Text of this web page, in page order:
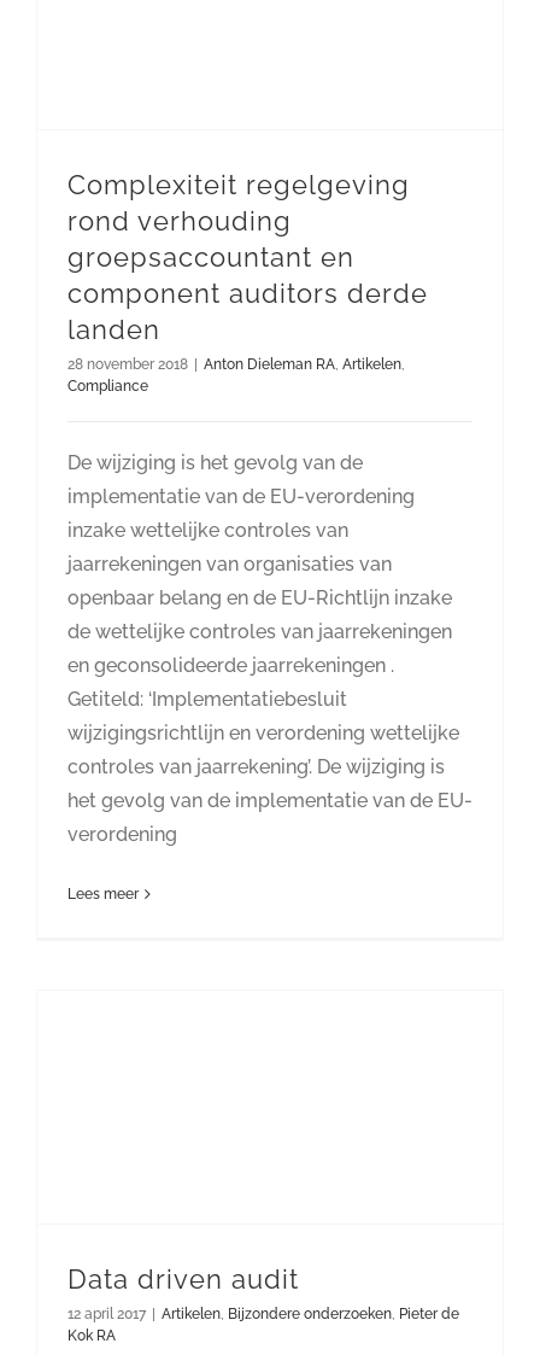
Complexiteit regelgeving
rond verhouding
groepsaccountant en
component auditors derde
landen
28 november 2018 | Anton Dieleman RA, Artikelen,
Compliance
De wijziging is het gevolg van de
implementatie van de EU-verordening
inzake wettelijke controles van
jaarrekeningen van organisaties van
openbaar belang en de EU-Richtlijn inzake
de wettelijke controles van jaarrekeningen
en geconsolideerde jaarrekeningen .
Getiteld: ‘Implementatiebesluit
wijzigingsrichtlijn en verordening wettelijke
controles van jaarrekening’. De wijziging is
het gevolg van de implementatie van de EU-
verordening
Lees meer
Data driven audit
12 april 2017 | Artikelen, Bijzondere onderzoeken, Pieter de
Kok RA